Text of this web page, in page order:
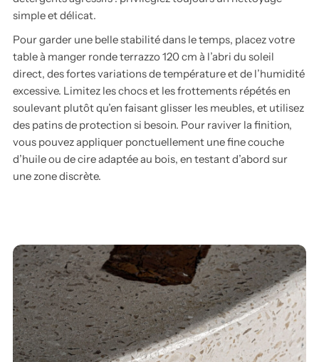
simple et délicat.
Pour garder une belle stabilité dans le temps, placez votre
table à manger ronde terrazzo 120 cm à l’abri du soleil
direct, des fortes variations de température et de l’humidité
excessive. Limitez les chocs et les frottements répétés en
soulevant plutôt qu’en faisant glisser les meubles, et utilisez
des patins de protection si besoin. Pour raviver la finition,
vous pouvez appliquer ponctuellement une fine couche
d’huile ou de cire adaptée au bois, en testant d’abord sur
une zone discrète.